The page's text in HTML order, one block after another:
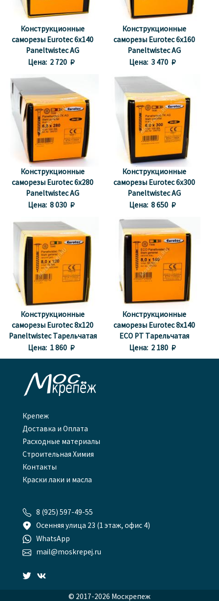
Конструкционные
саморезы Eurotec 6x140
Paneltwistec AG
Тарельчатая головка
Цена: 2 720 
Конструкционные
саморезы Eurotec 6x160
Paneltwistec AG
Тарельчатая головка
Цена: 3 470 
Конструкционные
саморезы Eurotec 6x280
Paneltwistec AG
Тарельчатая головка
Цена: 8 030 
Конструкционные
саморезы Eurotec 6x300
Paneltwistec AG
Тарельчатая головка
Цена: 8 650 
Конструкционные
саморезы Eurotec 8x120
Paneltwistec Тарельчатая
головка, сталь с желтой
оцинковкой
Цена: 1 860 
Конструкционные
саморезы Eurotec 8x140
ECO PT Тарельчатая
головка
Цена: 2 180 

Крепеж
Доставка и Оплата
Расходные материалы
Строительная Химия
Контакты
Краски лаки и масла
 8 (925) 597-49-55
 Осенняя улица 23 (1 этаж, офис 4)
 WhatsApp
 mail@moskrepej.ru
 
© 2017-2026 Москрепеж